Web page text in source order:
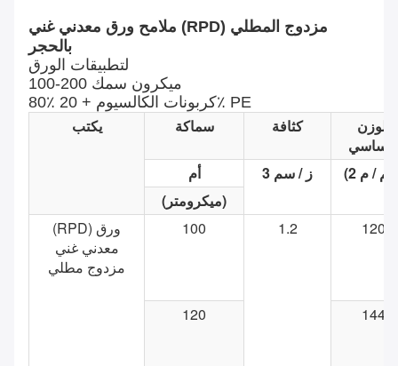
ملامح ورق معدني غني (RPD) مزدوج المطلي
بالحجر
لتطبيقات الورق
100-200 ميكرون سمك
80٪ كربونات الكالسيوم + 20٪ PE
يكتب سماكة كثافة
الوزن
الأساسي
أم
ز / سم 3
(ميكرومتر)
(RPD) ورق
معدني غني
مزدوج مطلي
100 1.2 120
120 144